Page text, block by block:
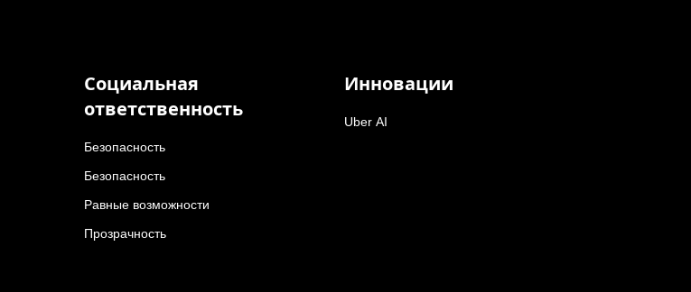
Социальная
ответственность
Безопасность
Безопасность
Равные возможности
Прозрачность
Инновации
Uber AI